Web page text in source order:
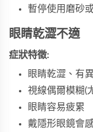
暫停使用磨砂
眼睛乾澀不適
症狀特徵:
眼睛乾澀、有
視線偶爾模糊(
眼睛容易疲累
戴隱形眼鏡會